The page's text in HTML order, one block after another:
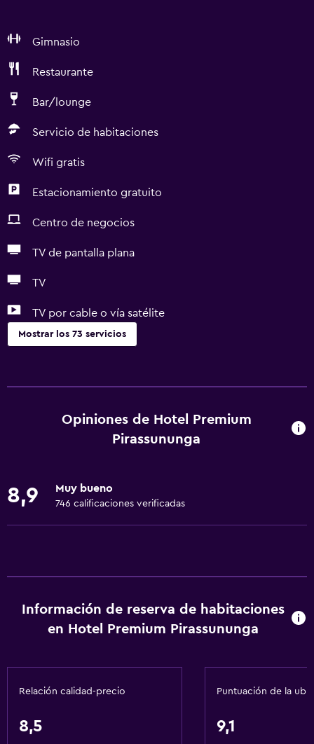
Gimnasio
Restaurante
Bar/lounge
Servicio de habitaciones
Wifi gratis
Estacionamiento gratuito
Centro de negocios
TV de pantalla plana
TV
TV por cable o vía satélite
Mostrar los 73 servicios
Wifi gratis
Dispositivo hotspot móvil
Extinguidor
Artículos de aseo gratis
Adaptador
Gel de ducha
Opiniones de Hotel Premium
Pirassununga
8,9 Muy bueno
746 calificaciones verificadas
Información de reserva de habitaciones
en Hotel Premium Pirassununga
Relación calidad-precio
8,5
Puntuación de la
9,1